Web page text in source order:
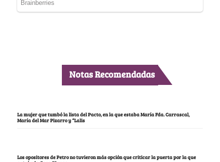
Notas Recomendadas
La mujer que tumbó la lista del Pacto, en la que estaba María Fda. Carrascal,
María del Mar Pizarro y “Lalis
Los opositores de Petro no tuvieron más opción que criticar la puerta por la que